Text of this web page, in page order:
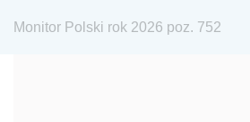
1975 1974
Monitor Polski rok 2026 poz. 752